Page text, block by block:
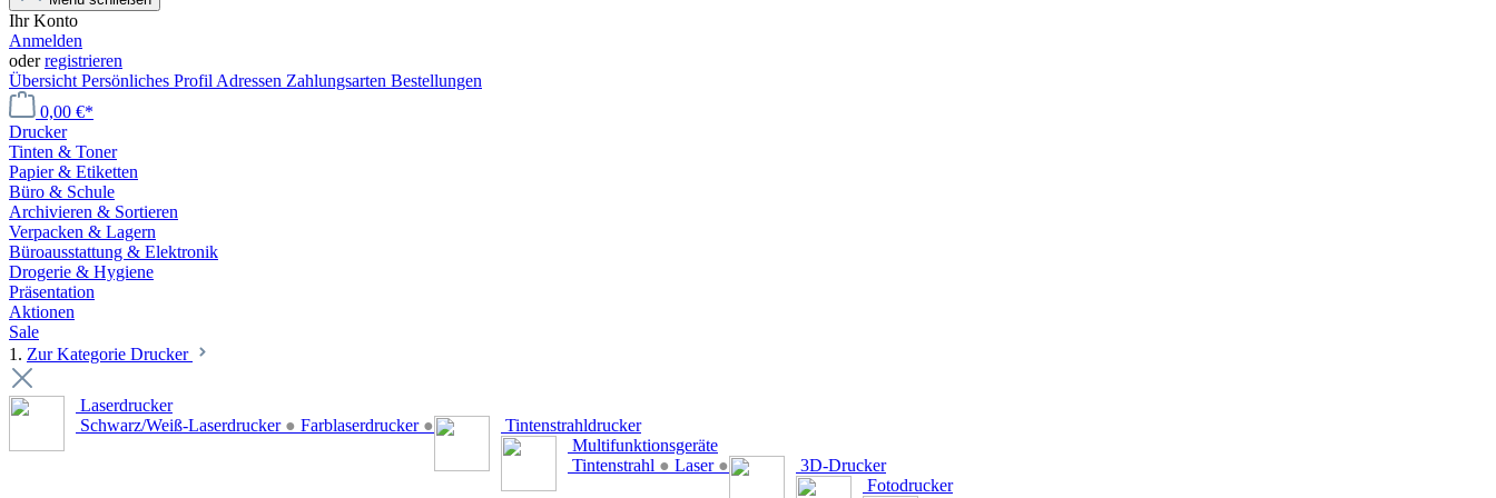
Ihr Konto
Anmelden
oderregistrieren
Übersicht Persönliches Profil Adressen Zahlungsarten Bestellungen
0,00 €*
Drucker
Tinten & Toner
Papier & Etiketten
Büro & Schule
Archivieren & Sortieren
Verpacken & Lagern
Büroausstattung & Elektronik
Drogerie & Hygiene
Präsentation
Aktionen
Sale
1. Zur Kategorie Drucker
Laserdrucker
Schwarz/Weiß-Laserdrucker ● Farblaserdrucker ●
Tintenstrahldrucker
Multifunktionsgeräte
Tintenstrahl ● Laser ●
3D-Drucker
Fotodrucker